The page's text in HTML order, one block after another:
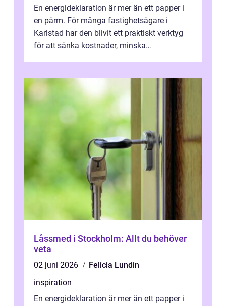
En energideklaration är mer än ett papper i
en pärm. För många fastighetsägare i
Karlstad har den blivit ett praktiskt verktyg
för att sänka kostnader, minska
Låssmed i Stockholm: Allt du behöver
veta
02 juni 2026
Felicia Lundin
inspiration
En energideklaration är mer än ett papper i